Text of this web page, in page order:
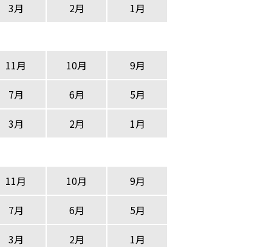
3月 2月
1月
11月 10月
9月
7月 6月
5月
3月 2月
1月
11月 10月
9月
7月 6月
5月
3月 2月
1月